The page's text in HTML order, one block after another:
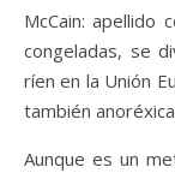
McCain: apellido
congeladas, se
ríen en la Unión
también
Aunque es un